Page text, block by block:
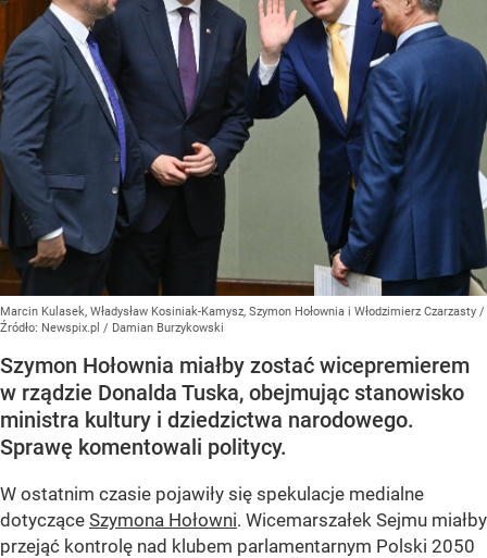
Marcin Kulasek, Władysław Kosiniak-Kamysz, Szymon Hołownia i Włodzimierz Czarzasty /
Źródło: Newspix.pl / Damian Burzykowski
Szymon Hołownia miałby zostać wicepremierem
w rządzie Donalda Tuska, obejmując stanowisko
ministra kultury i dziedzictwa narodowego.
Sprawę komentowali politycy.
W ostatnim czasie pojawiły się spekulacje medialne
dotyczące Szymona Hołowni. Wicemarszałek Sejmu miałby
przejąć kontrolę nad klubem parlamentarnym Polski 2050